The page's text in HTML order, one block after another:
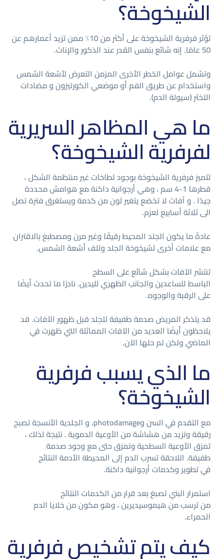
الشيخوخة؟
تؤثر فرفرية الشيخوخة على أكثر من 10٪ ممن تزيد أعمارهم عن
50 عامًا. إنه شائع بنفس القدر عند الذكور والإناث.
وتشمل عوامل الخطر الأخرى المزمن التعرض لأشعة الشمس
واستخدام عن طريق الفم أو موضعي الكورتيزون و مضادات
التخثر (سيولة الدم).
ما هي المظاهر السريرية
لفرفرية الشيخوخة؟
تتميز فرفرية الشيخوخة بوجود لطاخات غير منتظمة الشكل ،
قطرها 1-4 سم ، وهي أرجوانية داكنة مع هوامش محددة
جيدًا . و آفات لا تخضع يتغير لون من كدمة ويستغرق فترة تصل
الى ثلاثة أسابيع لعزم.
عادةً ما يكون الجلد المحيط رقيقًا وغير مرن ومصطبغ بالاقتران
مع علامات أخرى لشيخوخة الجلد وتلف أشعة الشمس.
تنتشر الآفات بشكل شائع على السطح
الباسط للساعدين والجانب الظهري لليدين. نادرًا ما تحدث أيضًا
على الرقبة والوجوه.
قد يتذكر المريض صدمة طفيفة للجلد قبل ظهور الآفات. قد
يلاحظون أيضًا العديد من الآفات المماثلة التي ظهرت في
الماضي ولكن تم حلها الآن.
ما الذي يسبب فرفرية
الشيخوخة؟
مع التقدم في السن وphotodamage، و الجلدية الأنسجة تصبح
رقيقة وتزيد من هشاشة من الأوعية الدموية . نتيجة لذلك ،
تمزق الأوعية السطحية وتمزق حتى مع وجود صدمة
طفيفة. اللاحقة تسرب الدم إلى المحيطة الأدمة النتائج
في تطوير وكدمات أرجوانية داكنة.
استمرار البني تصبغ بعد قرار من الكدمات النتائج
من ترسب من هيموسيديرين ، وهو مكون من خلايا الدم
الحمراء.
كيف يتم تشخيص فرفرية